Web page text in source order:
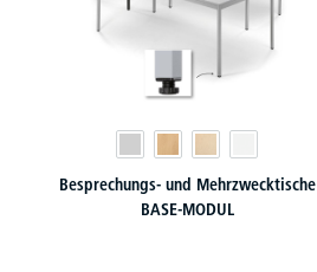
Besprechungs- und Mehrzwecktische
BASE-MODUL